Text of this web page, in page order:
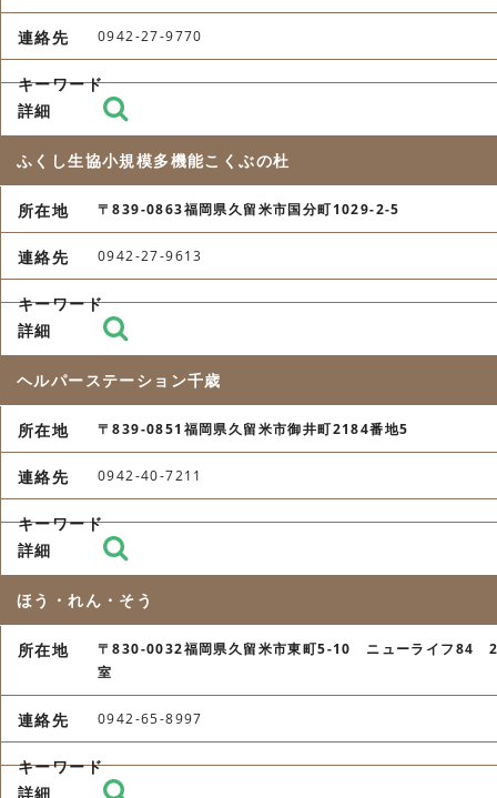
0942-27-9770
ふくし生協小規模多機能こくぶの杜
〒839-0863福岡県久留米市国分町1029-2-5
0942-27-9613
ヘルパーステーション千歳
〒839-0851福岡県久留米市御井町2184番地5
0942-40-7211
ほう・れん・そう
〒830-0032福岡県久留米市東町5-10 ニューライフ84
室
0942-65-8997